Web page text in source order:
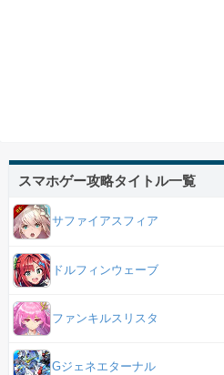
スマホゲー攻略タイトル一覧
サファイアスフィア
ドルフィンウェーブ
ファンキルスリスタ
Gジェネエターナル